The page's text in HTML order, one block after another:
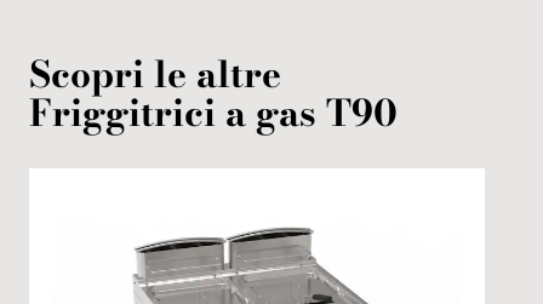
Scopri le altre
Friggitrici a gasT90